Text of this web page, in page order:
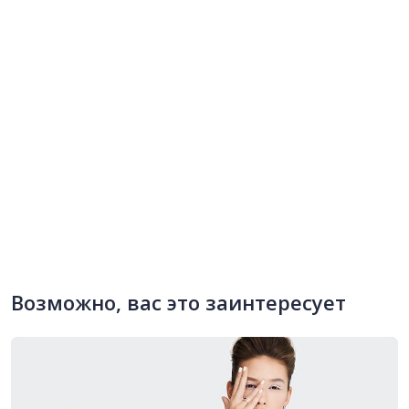
Возможно, вас это заинтересует